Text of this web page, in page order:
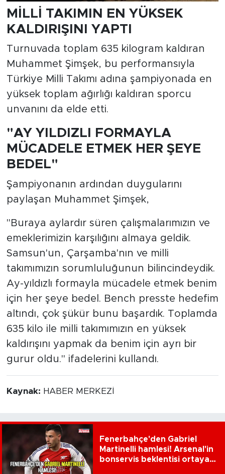
MİLLİ TAKIMIN EN YÜKSEK
KALDIRIŞINI YAPTI
Turnuvada toplam 635 kilogram kaldıran
Muhammet Şimşek, bu performansıyla
Türkiye Milli Takımı adına şampiyonada en
yüksek toplam ağırlığı kaldıran sporcu
unvanını da elde etti.
"AY YILDIZLI FORMAYLA
MÜCADELE ETMEK HER ŞEYE
BEDEL"
Şampiyonanın ardından duygularını
paylaşan Muhammet Şimşek,
"Buraya aylardır süren çalışmalarımızın ve
emeklerimizin karşılığını almaya geldik.
Samsun'un, Çarşamba'nın ve milli
takımımızın sorumluluğunun bilincindeydik.
Ay-yıldızlı formayla mücadele etmek benim
için her şeye bedel. Bench presste hedefim
altındı, çok şükür bunu başardık. Toplamda
635 kilo ile milli takımımızın en yüksek
kaldırışını yapmak da benim için ayrı bir
gurur oldu." ifadelerini kullandı.
Kaynak: HABER MERKEZİ
Fenerbahçe'den Gabriel
Martinelli hamlesi! Arsenal'in
bonservis beklentisi ortaya